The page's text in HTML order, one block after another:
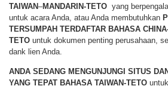
TAIWAN–MANDARIN-TETO yang
untuk acara Anda, atau Anda membutuhkan
TERSUMPAH TERDAFTAR BAHASA
TETO untuk dokumen penting perusahaan,
dank lien Anda.
ANDA SEDANG MENGUNJUNGI SITUS
YANG TEPAT BAHASA TAIWAN-TETO